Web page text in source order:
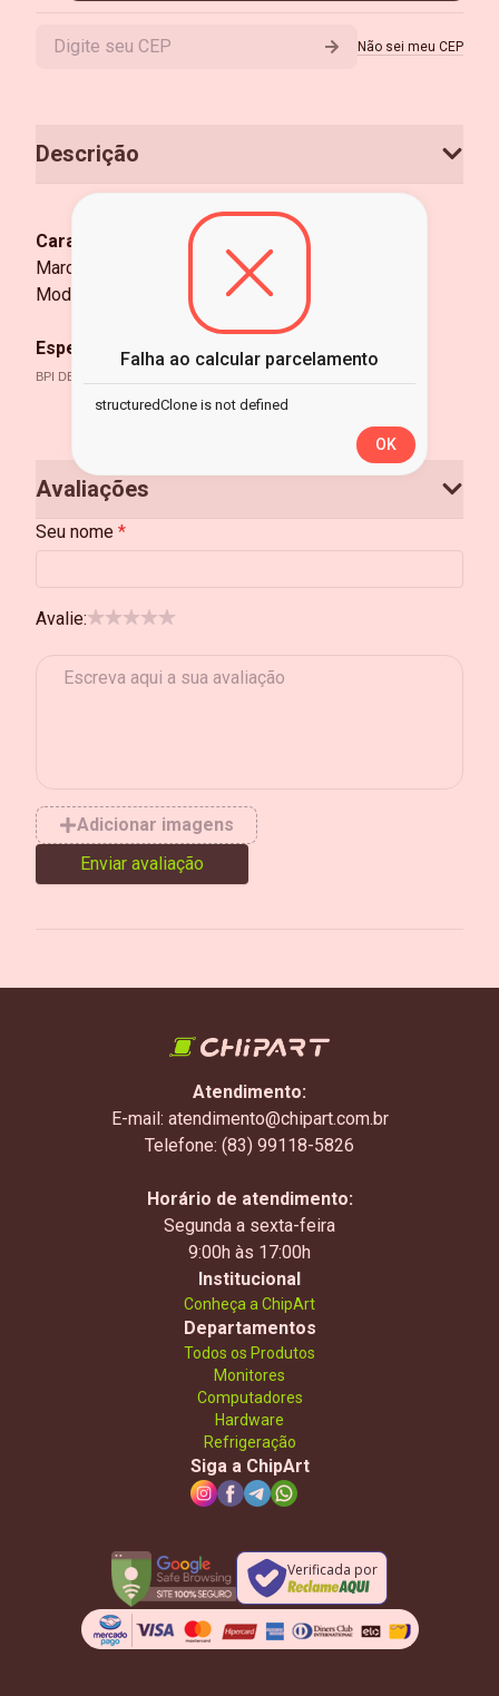
Não sei meu CEP
Descrição
Características:
Marca: Fibracem
Modelo: BPI.00198.01
Especificações técnicas:
BPI DESMONTAVEL 19 24U P570 PRETO V.01
Avaliações
Seu nome
Avalie:
Adicionar imagens
Enviar avaliação
Atendimento:
E-mail: atendimento@chipart.com.br
Telefone: (83) 99118-5826
Horário de atendimento:
Segunda a sexta-feira
9:00h às 17:00h
Institucional
Conheça a ChipArt
Departamentos
Todos os Produtos
Monitores
Computadores
Hardware
Refrigeração
Siga a ChipArt
Verificada por
Falha ao calcular parcelamento
structuredClone is not defined
OK